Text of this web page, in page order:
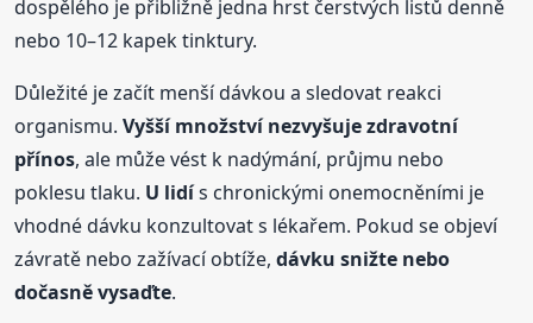
dospělého je přibližně jedna hrst čerstvých listů denně
nebo 10–12 kapek tinktury.
Důležité je začít menší dávkou a sledovat reakci
organismu.Vyšší množství nezvyšuje zdravotní
přínos, ale může vést k nadýmání, průjmu nebo
poklesu tlaku. U lidís chronickými onemocněními je
vhodné dávku konzultovat s lékařem. Pokud se objeví
závratě nebo zažívací obtíže,dávku snižte nebo
dočasně vysaďte.